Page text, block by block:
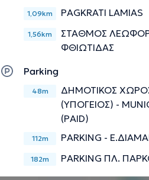
1,09km PAGKRATI LAMIAS
1,56km
ΣΤΑΘΜΟΣ
ΦΘΙΩΤΙΔΑΣ
Parking
48m
ΔΗΜΟΤΙΚΟΣ
(ΥΠΟΓΕΙΟΣ) -
(PAID)
112m PARKING -
182m PARKING ΠΛ.